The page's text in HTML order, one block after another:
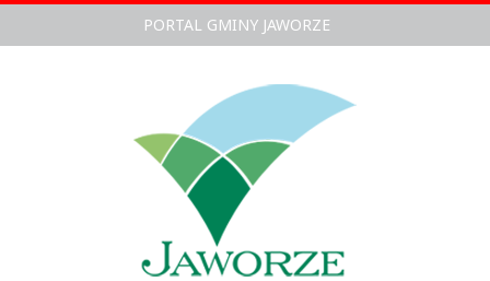
PORTAL GMINY JAWORZE